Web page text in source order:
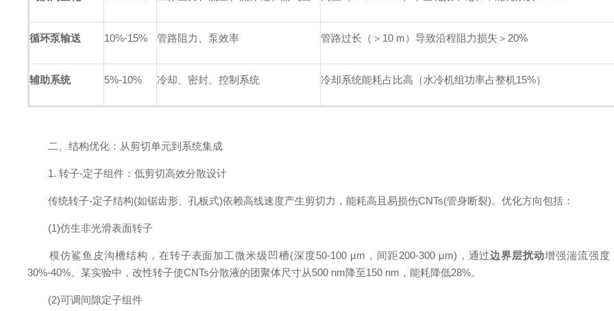
循环泵输送 10%-15% 管路阻力、泵效率 管路过长（＞10 m）导致沿程阻力损失＞20%
辅助系统 5%-10% 冷却、密封、控制系统 冷却系统能耗占比高（水冷机组功率占整机15%）
二、结构优化：从剪切单元到系统集成
1. 转子-定子组件：低剪切高效分散设计
传统转子-定子结构(如锯齿形、孔板式)依赖高线速度产生剪切力，能耗高且易损伤CNTs(管身断裂)。优化方向包括：
(1)仿生非光滑表面转子
模仿鲨鱼皮沟槽结构，在转子表面加工微米级凹槽(深度50-100 μm，间距200-300 μm)，通过边界层扰动增强湍流强度
30%-40%。某实验中，改性转子使CNTs分散液的团聚体尺寸从500 nm降至150 nm，能耗降低28%。
(2)可调间隙定子组件